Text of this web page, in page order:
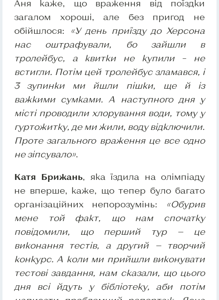
Аня каже, що враження від поїздки
загалом хороші, але без пригод не
обійшлося:
«У день приїзду до Херсона
нас оштрафували, бо зайшли в
тролейбус, а квитки не купили – не
встигли. Потім цей тролейбус зламався, і
3 зупинки ми йшли пішки, ще й із
важкими сумками. А наступного дня у
місті проводили хлорування води, тому у
гуртожитку, де ми жили, воду відключили.
Проте загального враження це все одно
не зіпсувало».
Катя Брижань, яка їздила на олімпіаду
не вперше, каже, що тепер було багато
організаційних непорозумінь:
«Обурив
мене той факт, що нам спочатку
повідомили, що перший тур — це
виконання тестів, а другий — творчий
конкурс. А коли ми прийшли виконувати
тестові завдання, нам сказали, що цього
дня всі йдуть у бібліотеку, аби потім